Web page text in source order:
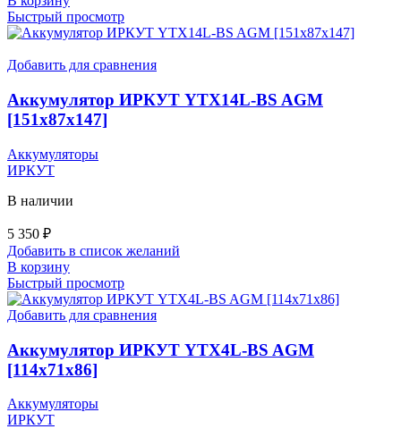
Быстрый просмотр
Добавить для сравнения
Аккумулятор ИРКУТ YTX14L-BS AGM
[151x87x147]
Аккумуляторы
ИРКУТ
В наличии
5 350 ₽
Добавить в список желаний
В корзину
Быстрый просмотр
Добавить для сравнения
Аккумулятор ИРКУТ YTX4L-BS AGM
[114x71x86]
Аккумуляторы
ИРКУТ